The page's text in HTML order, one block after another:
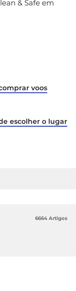
& Safe em
voos
escolher o lugar
6664 Artigos